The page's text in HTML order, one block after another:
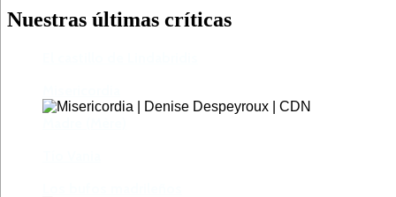
Nuestras últimas críticas